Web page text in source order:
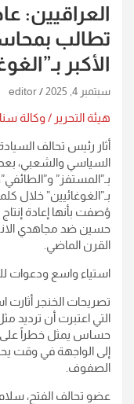
العراقيين:
تطالب
الأكبر
سبتمبر 4, 2025 editor
هيئة التحرير / وكالة سنا
أثار رئيس تحالف
السياسي والشعبي،
بـ”المستفز”
بـ”الغوغائيين” خلال
وُصفت بأنها إعادة
حسين ضد مجاهدي
القرن الماضي.
استياء واسع ودعوات
تصريحات الخنجر أثارت
التي اعتبرت أن
حساس يمثل خطراً على
إلى الواجهة في وقت
الصفوف.
عضو تحالف الفتح،